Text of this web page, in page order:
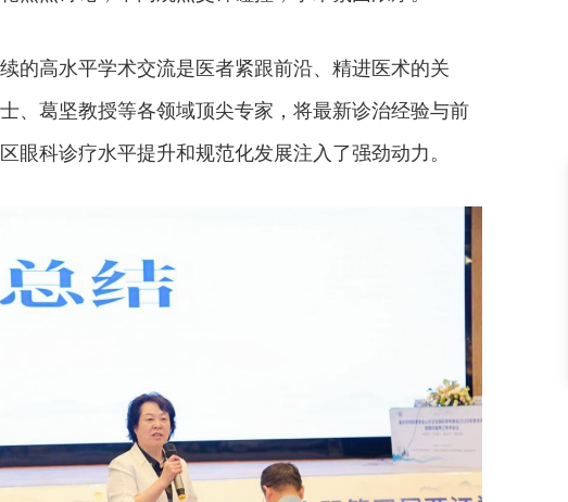
的高水平学术交流是医者紧跟前沿、精进医术的关
、葛坚教授等各领域顶尖专家，将最新诊治经验与前
眼科诊疗水平提升和规范化发展注入了强劲动力。